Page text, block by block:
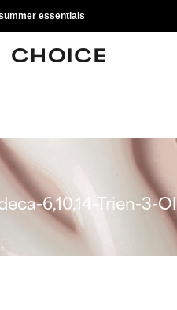
essentials
6,10,14-Trien-3-Ol